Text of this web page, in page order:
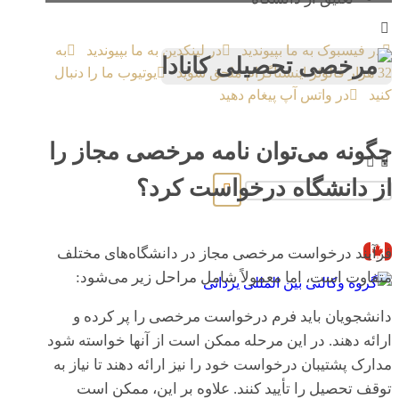
در فیسبوک به ما بپیوندید در لینکدین به ما بپیوندید
به
32 هزار فالوئر اینستاگرام ملحق شوید
یوتیوب ما را دنبال
کنید
در واتس آپ پیغام دهید
چگونه می‌توان نامه مرخصی مجاز را
از دانشگاه درخواست کرد؟
فرآیند درخواست مرخصی مجاز در دانشگاه‌های مختلف
متفاوت است، اما معمولاً شامل مراحل زیر می‌شود:
دانشجویان باید فرم درخواست مرخصی را پر کرده و
ارائه دهند. در این مرحله ممکن است از آنها خواسته شود
مدارک پشتیبان درخواست خود را نیز ارائه دهند تا نیاز به
توقف تحصیل را تأیید کنند. علاوه بر این، ممکن است